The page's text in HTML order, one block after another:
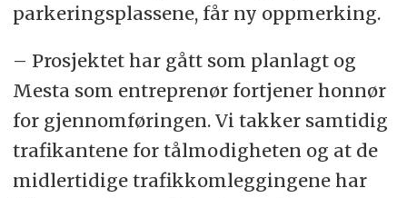
parkeringsplassene, får ny oppmerking.
– Prosjektet har gått som planlagt og
Mesta som entreprenør fortjener honnør
for gjennomføringen. Vi takker samtidig
trafikantene for tålmodigheten og at de
midlertidige trafikkomleggingene har